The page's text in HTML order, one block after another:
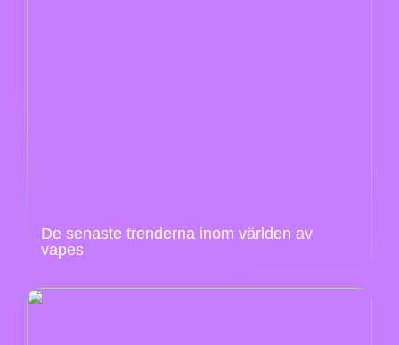
De senaste trenderna inom världen av
vapes